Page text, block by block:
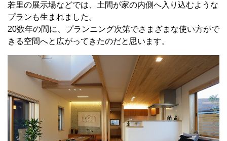
若里の展示場などでは、土間が家の内側へ入り込むような
プランも生まれました。
20数年の間に、プランニング次第でさまざまな使い方がで
きる空間へと広がってきたのだと思います。